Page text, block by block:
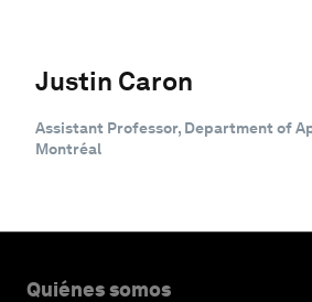
Justin Caron
Assistant Professor, Department of
Montréal
Quiénes somos